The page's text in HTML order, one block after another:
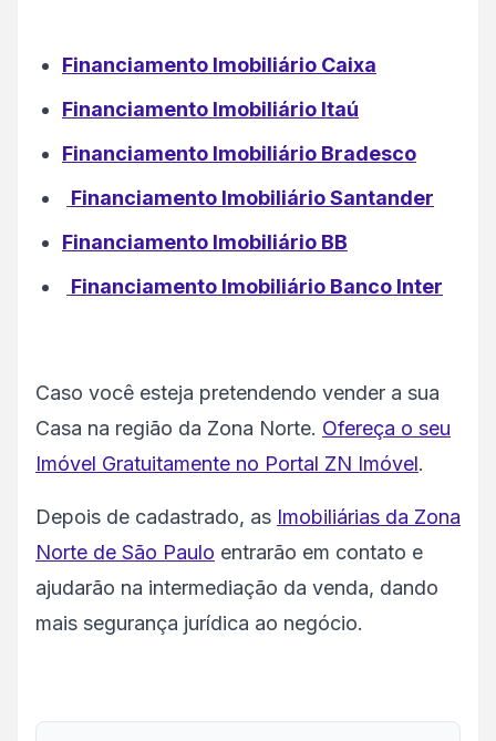
Financiamento Imobiliário Caixa
Financiamento Imobiliário Itaú
Financiamento Imobiliário Bradesco
Financiamento Imobiliário Santander
Financiamento Imobiliário BB
Financiamento Imobiliário Banco Inter
Caso você esteja pretendendo vender a sua
Casa na região da Zona Norte. Ofereça o seu
Imóvel Gratuitamente no Portal ZN Imóvel.
Depois de cadastrado, as Imobiliárias da Zona
Norte de São Paulo entrarão em contato e
ajudarão na intermediação da venda, dando
mais segurança jurídica ao negócio.